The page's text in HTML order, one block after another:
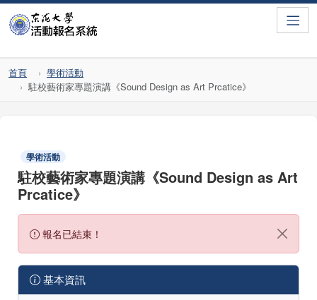
首頁
學術活動
駐校藝術家專題演講《Sound Design as Art Prcatice》
學術活動
駐校藝術家專題演講《Sound Design as Art
Prcatice》
報名已結束！
基本資訊